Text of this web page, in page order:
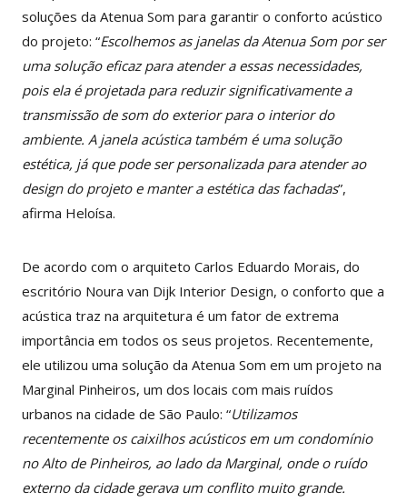
soluções da Atenua Som para garantir o conforto acústico
do projeto: “Escolhemos as janelas da Atenua Som por ser
uma solução eficaz para atender a essas necessidades,
pois ela é projetada para reduzir significativamente a
transmissão de som do exterior para o interior do
ambiente. A janela acústica também é uma solução
estética, já que pode ser personalizada para atender ao
design do projeto e manter a estética das fachadas”,
afirma Heloísa.
De acordo com o arquiteto Carlos Eduardo Morais, do
escritório Noura van Dijk Interior Design, o conforto que a
acústica traz na arquitetura é um fator de extrema
importância em todos os seus projetos. Recentemente,
ele utilizou uma solução da Atenua Som em um projeto na
Marginal Pinheiros, um dos locais com mais ruídos
urbanos na cidade de São Paulo: “Utilizamos
recentemente os caixilhos acústicos em um condomínio
no Alto de Pinheiros, ao lado da Marginal, onde o ruído
externo da cidade gerava um conflito muito grande.